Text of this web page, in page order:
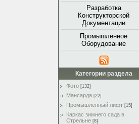
Разработка
Конструкторской
Документации
Промышленное
Оборудование
Категории раздела
Фото [132]
Мансарда [22]
Промышленный лифт [15]
Каркас зимнего сада в
Стрельне [8]